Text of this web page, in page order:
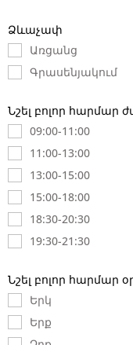
Ձևաչափ
Առցանց
Գրասենյակում
Նշել բոլոր հարմար
09:00-11:00
11:00-13:00
13:00-15:00
15:00-18:00
18:30-20:30
19:30-21:30
Նշել բոլոր հարմար
Երկ
Երք